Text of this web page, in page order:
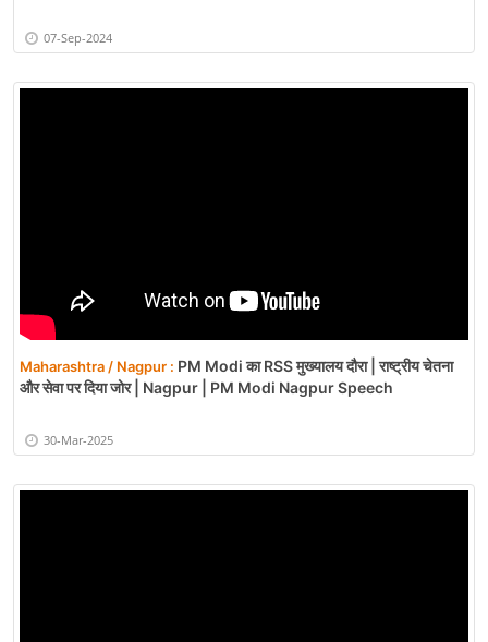
07-Sep-2024
Maharashtra / Nagpur : PM Modi का RSS मुख्यालय दौरा | राष्ट्रीय चेतना
और सेवा पर दिया जोर | Nagpur | PM Modi Nagpur Speech
30-Mar-2025